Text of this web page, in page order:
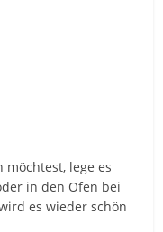
lege es
in den Ofen bei
es wieder schön